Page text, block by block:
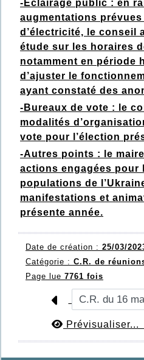
-Eclairage public : en
augmentations
d’électricité, le conseil
étude sur les horaires
notamment en période
d’ajuster le
ayant constaté des
-Bureaux de vote : le
modalités
vote pour l’élection
-Autres points : le
actions engagées pour
populations de
manifestations et
présente année.
Date de création : 25/03/
Catégorie : C.R. de
Page lue 7761 fois
Prévisualiser...